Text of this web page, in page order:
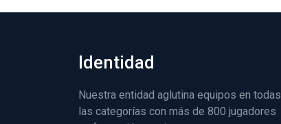
Identidad
Nuestra entidad aglutina equipos en todas
las categorías con más de 800 jugadores